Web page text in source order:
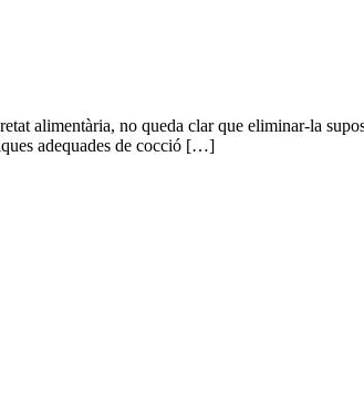
alimentària, no queda clar que eliminar-la
adequades de cocció […]